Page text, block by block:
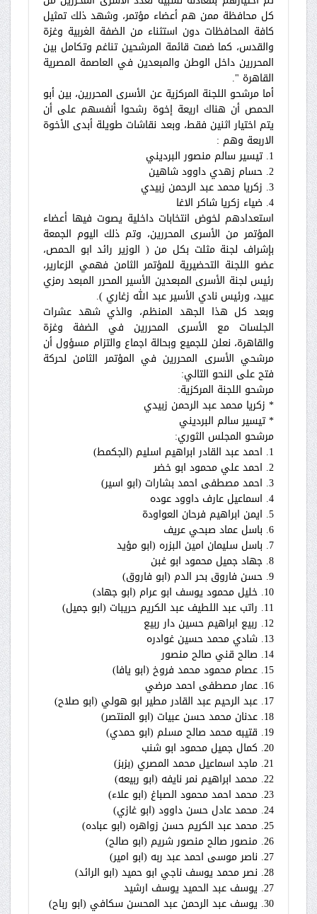
كل محافظة ممن هم أعضاء مؤتمر، وشهد ذلك تمثيل
كافة المحافظات دون استثناء من الضفة الغربية وغزة
والقدس، كما ضمت قائمة المرشحين تناغم وتكامل بين
المحررين داخل الوطن والمبعدين في العاصمة المصرية
القاهرة ".
أما مرشحو اللجنة المركزية عن الأسرى المحررين، بين أبو
الحمص أن هناك اريعة إخوة رشحوا أنفسهم على أن
يتم اختيار اثنين فقط، وبعد نقاشات طويلة أبدى الأخوة
الاربعة وهم :
1. تيسير سالم منصور البرديني
2. حسام زهدي داوود شاهين
3. زكريا محمد عبد الرحمن زبيدي
4. ضياء زكريا شاكر الاغا
استعدادهم لخوض انتخابات داخلية يصوت فيها أعضاء
المؤتمر من الأسرى المحررين، وتم ذلك اليوم الجمعة
بإشراف لجنة مثلت بكل من ( الوزير رائد ابو الحمص،
عضو اللجنة التحضيرية للمؤتمر الثامن فهمي الزعارير،
رئيس لجنة الأسرى المبعدين الأسير المحرر المبعد رمزي
عبيد، ورئيس نادي الأسير عبد الله زغاري ).
وبعد كل هذا الجهد المنظم، والذي شهد عشرات
الجلسات مع الأسرى المحررين في الضفة وغزة
والقاهرة، نعلن للجميع وبحالة اجماع والتزام مسؤول أن
مرشحي الأسرى المحررين في المؤتمر الثامن لحركة
فتح على النحو التالي:
مرشحو اللجنة المركزية:
* زكريا محمد عبد الرحمن زبيدي
* تيسير سالم البرديني
مرشحو المجلس الثوري:
1. احمد عبد القادر ابراهيم اسليم (الجكمط)
2. احمد علي محمود ابو خضر
3. احمد مصطفى احمد بشارات (ابو اسير)
4. اسماعيل عارف داوود عوده
5. ايمن ابراهيم فرحان العواودة
6. باسل عماد صبحي عريف
7. باسل سليمان امين البزره (ابو مؤيد
8. جهاد جميل محمود ابو غبن
9. حسن فاروق بحر الدم (ابو فاروق)
10. خليل محمود يوسف ابو عرام (ابو جهاد)
11. راتب عبد اللطيف عبد الكريم حريبات (ابو جميل)
12. ربيع ابراهيم حسين دار ربيع
13. شادي محمد حسين غوادره
14. صالح قني صالح منصور
15. عصام محمود محمد فروخ (ابو يافا)
16. عمار مصطفى احمد مرضي
17. عبد الرحيم عبد القادر مطير ابو هولي (ابو صلاح)
18. عدنان محمد حسن عبيات (ابو المنتصر)
19. قتيبه محمد صالح مسلم (ابو حمدي)
20. كمال جميل محمود ابو شنب
21. ماجد اسماعيل محمد المصري (بزبز)
22. محمد ابراهيم نمر نايفه (ابو ربيعه)
23. محمد احمد محمود الصباغ (ابو علاء)
24. محمد عادل حسن داوود (ابو غازي)
25. محمد عبد الكريم حسن زواهره (ابو عباده)
26. منصور صالح منصور شريم (ابو صالح)
27. ناصر موسى احمد عبد ربه (ابو امير)
28. نصر محمد يوسف ناجي ابو حميد (ابو الرائد)
27. يوسف عبد الحميد يوسف ارشيد
30. يوسف عبد الرحمن عبد المحسن سكافي (ابو رباح)